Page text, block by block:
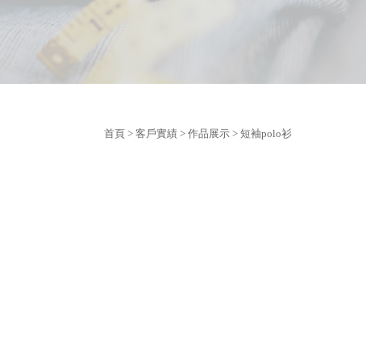
首頁 > 客戶實績 > 作品展示 > 短袖polo衫